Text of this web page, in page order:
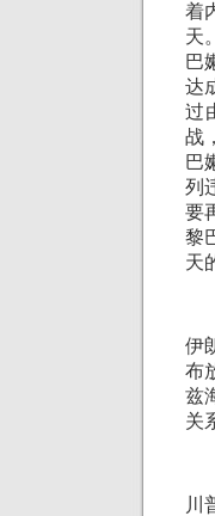
着
天
巴
达
过
战
巴
列
要
黎
天
伊
布
兹
关
川